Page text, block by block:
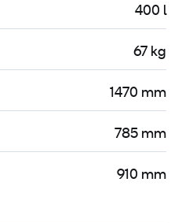
400 l
67 kg
1470 mm
785 mm
910 mm